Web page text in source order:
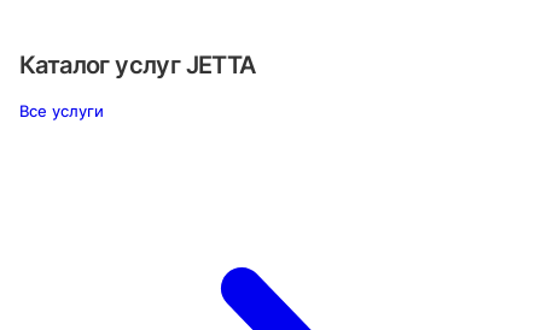
Каталог услугJETTA
Все услуги